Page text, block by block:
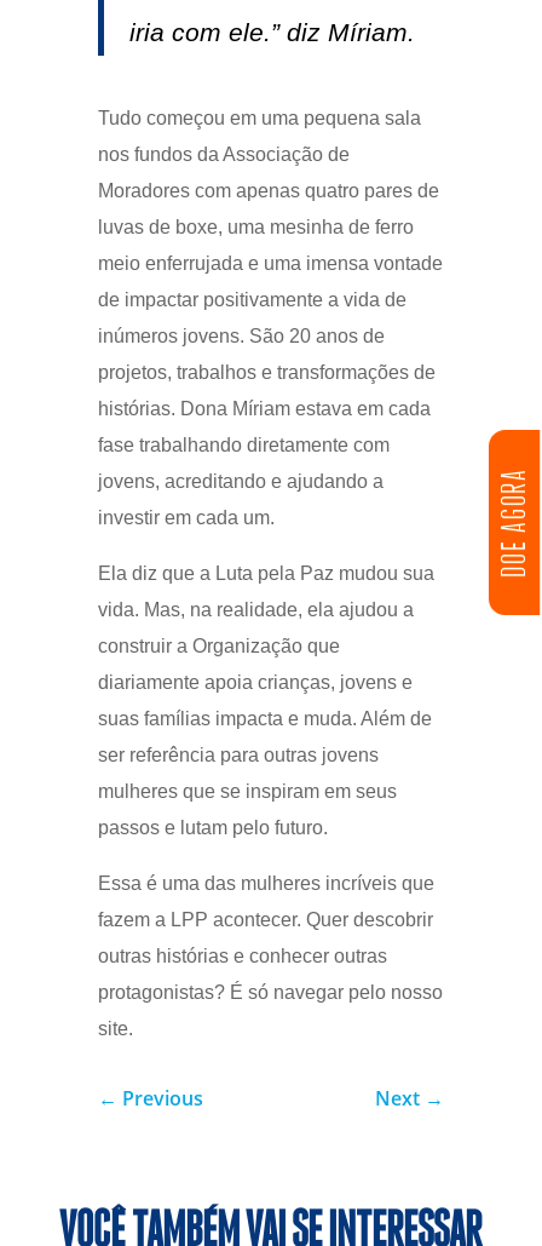
DOE AGORA
iria com ele.” diz Míriam.
Tudo começou em uma pequena sala
nos fundos da Associação de
Moradores com apenas quatro pares de
luvas de boxe, uma mesinha de ferro
meio enferrujada e uma imensa vontade
de impactar positivamente a vida de
inúmeros jovens. São 20 anos de
projetos, trabalhos e transformações de
histórias. Dona Míriam estava em cada
fase trabalhando diretamente com
jovens, acreditando e ajudando a
investir em cada um.
Ela diz que a Luta pela Paz mudou sua
vida. Mas, na realidade, ela ajudou a
construir a Organização que
diariamente apoia crianças, jovens e
suas famílias impacta e muda. Além de
ser referência para outras jovens
mulheres que se inspiram em seus
passos e lutam pelo futuro.
Essa é uma das mulheres incríveis que
fazem a LPP acontecer. Quer descobrir
outras histórias e conhecer outras
protagonistas? É só navegar pelo nosso
site.
← Previous Next →
VOCÊ TAMBÉM VAI SE INTERESSAR